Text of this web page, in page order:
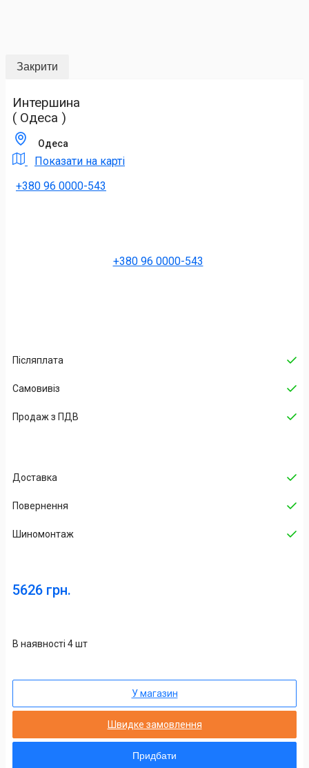
Закрити
Интершина
( Одеса )
Одеса
Показати на карті
+380 96 0000-543
+380 96 0000-543
Післяплата
Самовивіз
Продаж з ПДВ
Доставка
Повернення
Шиномонтаж
5626 грн.
В наявності 4 шт
У магазин
Швидке замовлення
Придбати